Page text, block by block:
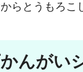
らとうもろこ
んがい